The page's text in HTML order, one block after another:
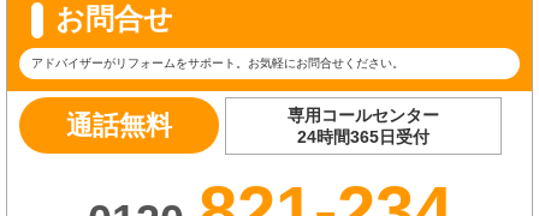
お問合せ
アドバイザーがリフォームをサポート。お気軽にお問合せください。
通話無料
専用コールセンター
24時間365日受付